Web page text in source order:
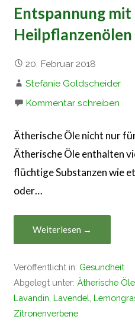
Entspannung mit
Heilpflanzenölen
20. Februar 2018
Stefanie Goldscheider
Kommentar schreiben
Ätherische Öle nicht nur
Ätherische Öle enthalten
flüchtige Substanzen wie
oder…
Weiterlesen →
Veröffentlicht in: Gesundheit
Abgelegt unter: Ätherische Öle
Lavandin ,Lavendel ,
Zitronenverbene